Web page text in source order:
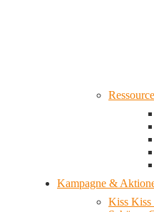
Kampagne &
Kiss Kiss